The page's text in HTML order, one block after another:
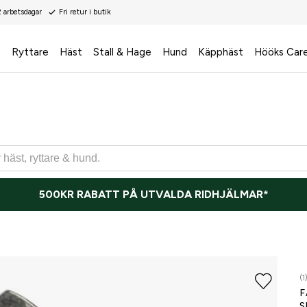
Fri retur i butik
Ryttare Häst Stall & Hage Hund Käpphäst Hööks
500KR RABATT PÅ UTVALDA RIDHJÄLMAR*
(1)